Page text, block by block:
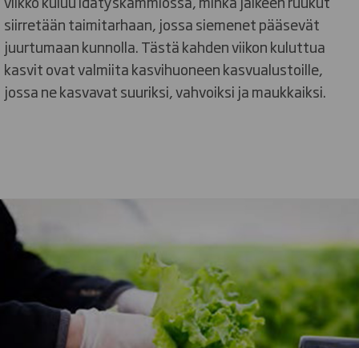
siirretään taimitarhaan, jossa siemenet pääsevät
juurtumaan kunnolla. Tästä kahden viikon kuluttua
kasvit ovat valmiita kasvihuoneen kasvualustoille,
jossa ne kasvavat suuriksi, vahvoiksi ja maukkaiksi.